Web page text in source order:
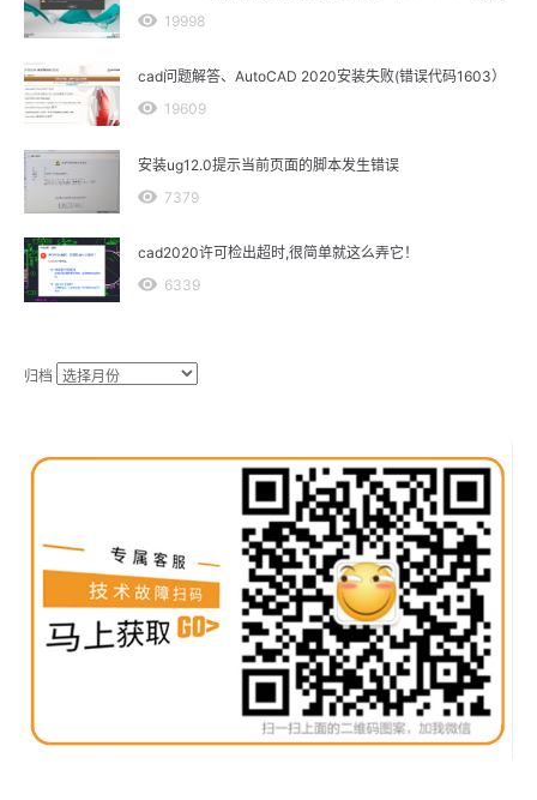
19998
cad问题解答、AutoCAD 2020安装失败(错误代码1603）
19609
安装ug12.0提示当前页面的脚本发生错误
7379
cad2020许可检出超时,很简单就这么弄它！
6339
归档